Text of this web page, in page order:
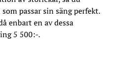
passar sin säng perfekt.
enbart en av dessa
5 500:-.